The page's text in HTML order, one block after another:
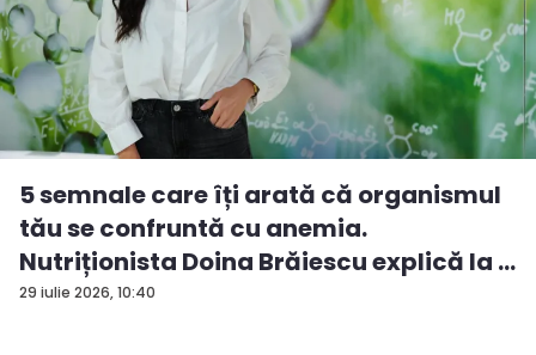
29 iulie 2026, 10:40
5 semnale care îți arată că organismul
tău se confruntă cu anemia.
Nutriționista Doina Brăiescu explică la ...